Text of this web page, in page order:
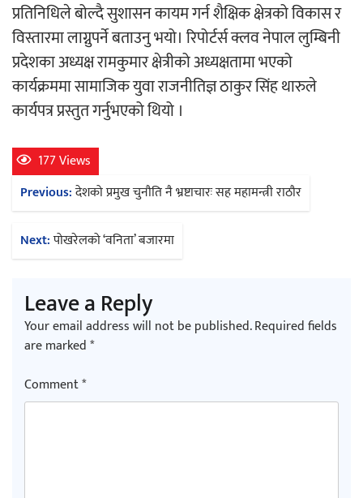
प्रतिनिधिले बोल्दै सुशासन कायम गर्न शैक्षिक क्षेत्रको विकास र
विस्तारमा लाग्नुपर्ने बताउनु भयो। रिपोर्टर्स क्लव नेपाल लुम्बिनी
प्रदेशका अध्यक्ष रामकुमार क्षेत्रीको अध्यक्षतामा भएको
कार्यक्रममा सामाजिक युवा राजनीतिज्ञ ठाकुर सिंह थारुले
कार्यपत्र प्रस्तुत गर्नुभएको थियो ।
177 Views
Post
navigation
Previous:देशको प्रमुख चुनौति नै भ्रष्टाचारः सह महामन्त्री राठौर
Next:पोखरेलको ‘वनिता’ बजारमा
Leave a Reply
Your email address will not be published.Required fields
are marked*
Comment*